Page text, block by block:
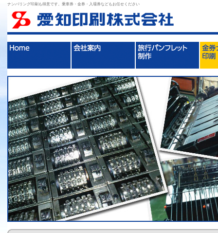
ナンバリング印刷も得意です。乗車券・金券・入場券などもお任せください